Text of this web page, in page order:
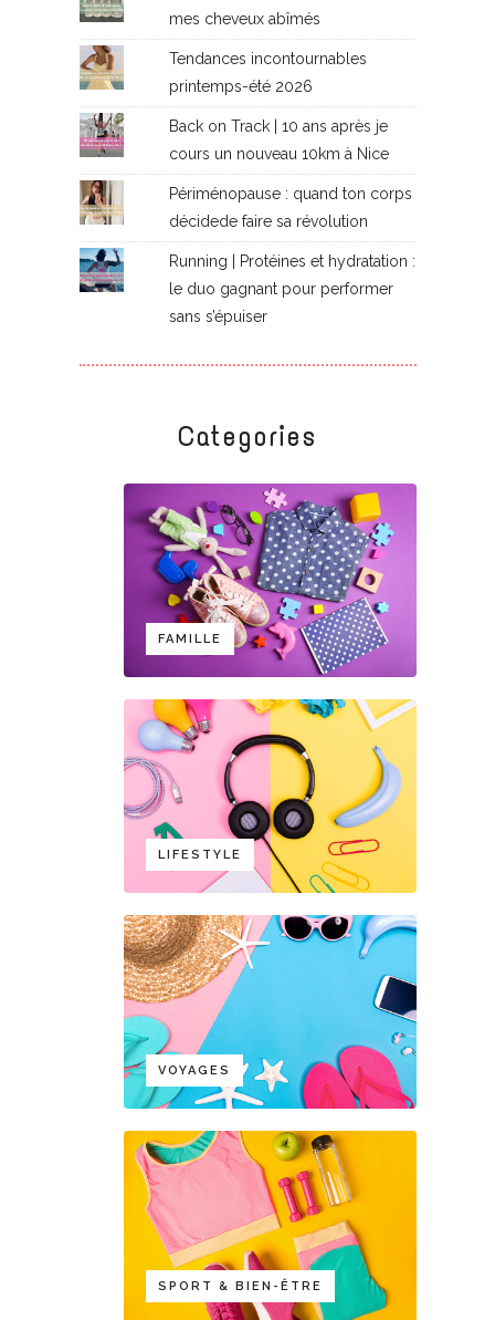
mes cheveux abîmés
Tendances incontournables
printemps-été 2026
Back on Track | 10 ans après je
cours un nouveau 10km à Nice
Périménopause : quand ton corps
décidede faire sa révolution
Running | Protéines et hydratation :
le duo gagnant pour performer
sans s’épuiser
Categories
FAMILLE
LIFESTYLE
VOYAGES
SPORT & BIEN-ÊTRE